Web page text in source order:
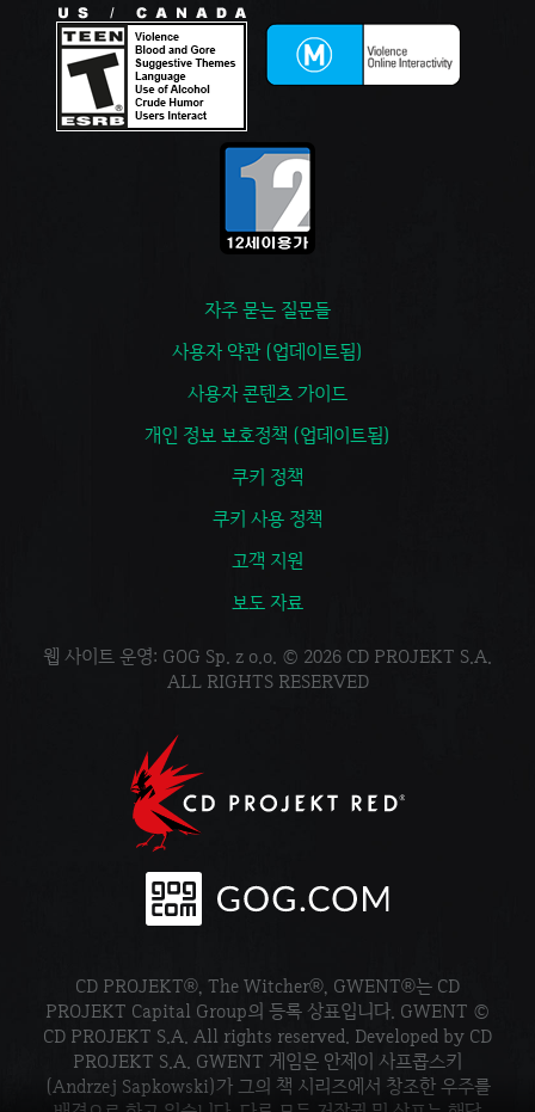
자주 묻는 질문들
사용자 약관 (업데이트됨)
사용자 콘텐츠 가이드
개인 정보 보호정책 (업데이트됨)
쿠키 정책
쿠키 사용 정책
고객 지원
보도 자료
웹 사이트 운영: GOG Sp. z o.o. © 2026 CD PROJEKT S.A.
ALL RIGHTS RESERVED
CD PROJEKT®, The Witcher®, GWENT®는 CD
PROJEKT Capital Group의 등록 상표입니다. GWENT ©
CD PROJEKT S.A. All rights reserved. Developed by CD
PROJEKT S.A. GWENT 게임은 안제이 사프콥스키
(Andrzej Sapkowski)가 그의 책 시리즈에서 창조한 우주를